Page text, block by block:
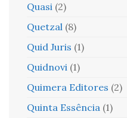
Quasi (2)
Quetzal (8)
Quid Juris (1)
Quidnovi (1)
Quimera Editores (2)
Quinta Essência (1)